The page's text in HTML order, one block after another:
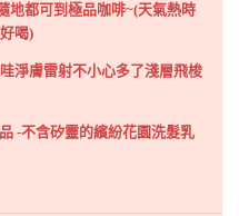
地都可到極品咖啡~(天氣熱時
喝)
淨膚雷射不小心多了淺層飛梭
-不含矽靈的繽紛花園洗髮乳